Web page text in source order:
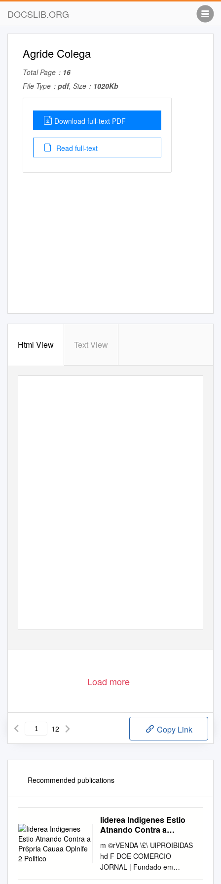
DOCSLIB.ORG
Agride Colega
Total Page： 16
File Type： pdf, Size： 1020Kb
Download full-text PDF
Read full-text
Html View Text View
Load more
12 Copy Link
Recommended publications
Iiderea Indigenes Estio
Atnando Contra a
Politico
m ©rVENDA \£\ UlPROIBIDAS
hd F DOE COMERCIO
JORNAL | Fundado em
02/01/1904 Ano LXXXIV